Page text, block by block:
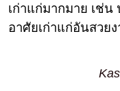
เก่าแก่มากมาย เช่
อาศัยเก่าแก่อันสวย